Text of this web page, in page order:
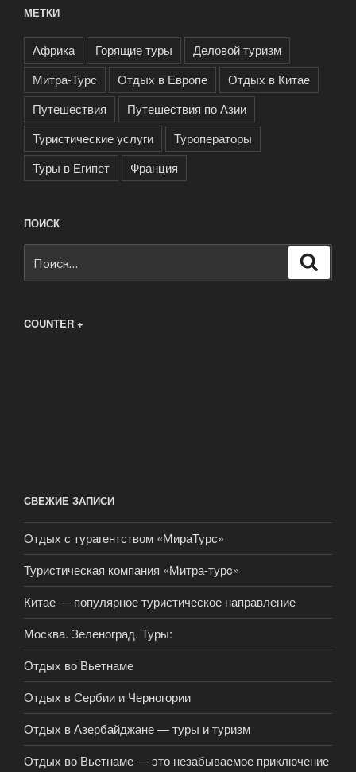
МЕТКИ
Африка Горящие туры
Деловой туризм
Митра-Турс
Отдых в Европе
Отдых в Китае
Путешествия
Путешествия по Азии
Туристические услуги
Туроператоры
Туры в Египет
Франция
ПОИСК
COUNTER +
СВЕЖИЕ ЗАПИСИ
Отдых с турагентством «МираТурс»
Туристическая компания «Митра-турc»
Китае — популярное туристическое направление
Москва. Зеленоград. Туры:
Отдых во Вьетнаме
Отдых в Сербии и Черногории
Отдых в Азербайджане — туры и туризм
Отдых во Вьетнаме — это незабываемое приключение